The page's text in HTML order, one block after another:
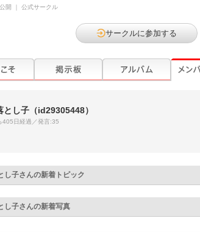
公開 公式サークル
サークルに参加する
とし子 （id29305448）
405日経過／発言:35
し子さんの新着トピック
し子さんの新着写真